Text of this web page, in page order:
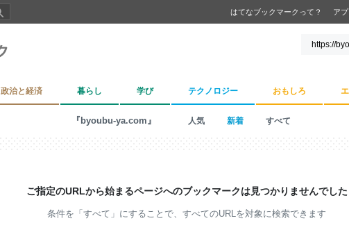
はてなブックマークって？ ア
政治と経済 暮らし 学び テクノロジー おもしろ
『byoubu-ya.com』 人気 新着 すべて
ご指定のURLから始まるページへのブックマークは見つかりませんでした
条件を「すべて」にすることで、 すべてのURLを対象に検索できます